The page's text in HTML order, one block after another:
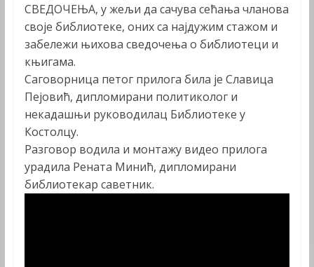
СВЕДОЧЕЊА, у жељи да сачува сећања чланова
своје библиотеке, оних са најдужим стажом и
забележи њихова сведочења о библиотеци и
књигама.
Саговорница петог прилога била је Славица
Пејовић, дипломирани политиколог и
некадашњи руководилац Библиотеке у
Костолцу.
Разговор водила и монтажу видео прилога
урадила Рената Минић, дипломирани
библиотекар саветник.